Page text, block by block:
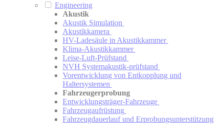
Engineering
Akustik
Akustik Simulation
Akustikkamera
HV-Ladesäule in Akustikkammer
Klima-Akustikkammer
Leise-Luft-Prüfstand
NVH Systemakustik-prüfstand
Vorentwicklung von Entkopplung und
Haltersystemen
Fahrzeugerprobung
Entwicklungs­träger-Fahrzeuge
Fahrzeug­aufrüstung
Fahrzeug­dauerlauf und Erprobungs­unterstützung